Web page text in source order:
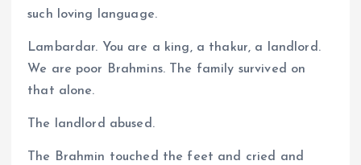
such loving language.
Lambardar. You are a king, a thakur, a landlord.
We are poor Brahmins. The family survived on
that alone.
The landlord abused.
The Brahmin touched the feet and cried and